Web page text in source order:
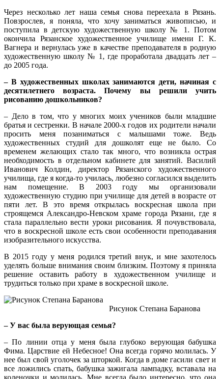
Через несколько лет наша семья снова переехала в Рязань.
Повзрослев, я поняла, что хочу заниматься живописью, и
поступила в детскую художественную школу № 1. Потом
окончила Рязанское художественное училище имени Г. К.
Вагнера и вернулась уже в качестве преподавателя в родную
художественную школу № 1, где проработала двадцать лет –
до 2005 года.
– В художественных школах занимаются дети, начиная с
десятилетнего возраста. Почему вы решили учить
рисованию дошкольников?
– Дело в том, что у многих моих учеников были младшие
братья и сестренки. В начале 2000-х годов их родители начали
просить меня позаниматься с малышами тоже. Ведь
художественных студий для дошколят еще не было. Со
временем желающих стало так много, что возникла острая
необходимость в отдельном кабинете для занятий. Василий
Иванович Колдин, директор Рязанского художественного
училища, где я когда-то училась, любезно согласился выделить
нам помещение. В 2003 году мы организовали
художественную студию при училище для детей в возрасте от
пяти лет. В это время открылась воскресная школа при
строящемся Александро-Невском храме города Рязани, где я
стала параллельно вести уроки рисования. Я почувствовала,
что в воскресной школе есть свои особенности преподавания
изобразительного искусства.
В 2015 году у меня родился третий внук, и мне захотелось
уделять больше внимания своим близким. Поэтому я приняла
решение оставить работу в художественном училище и
трудиться только при храме в воскресной школе.
Рисунок Степана Баранова
– У вас была верующая семья?
– По линии отца у меня была глубоко верующая бабушка
Фима. Царствие ей Небесное! Она всегда горячо молилась. У
нее был свой уголочек за шторкой. Когда в доме гасили свет и
все ложились спать, бабушка зажигала лампадку, вставала на
коленочки и молилась. Мне всегда было интересно, что она